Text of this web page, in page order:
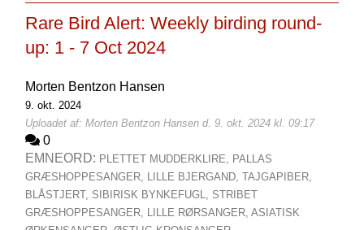
Rare Bird Alert: Weekly birding round-
up: 1 - 7 Oct 2024
Morten Bentzon Hansen
9. okt. 2024
Uploadet af: Morten Bentzon Hansen d. 9. okt. 2024 kl. 09:17
0
EMNEORD: PLETTET MUDDERKLIRE, PALLAS
GRÆSHOPPESANGER, LILLE BJERGAND, TAJGAPIBER,
BLÅSTJERT, SIBIRISK BYNKEFUGL, STRIBET
GRÆSHOPPESANGER, LILLE RØRSANGER, ASIATISK